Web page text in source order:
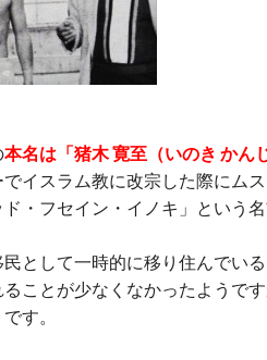
本名は「猪木 寛至（いのき かん
イスラム教に改宗した際にム
・フセイン・イノキ」という名
として一時的に移り住んでい
ことが少なくなかったようで
す。